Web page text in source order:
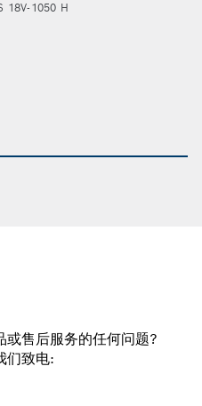
18V-1050 H
或售后服务的任何问题?
们致电: